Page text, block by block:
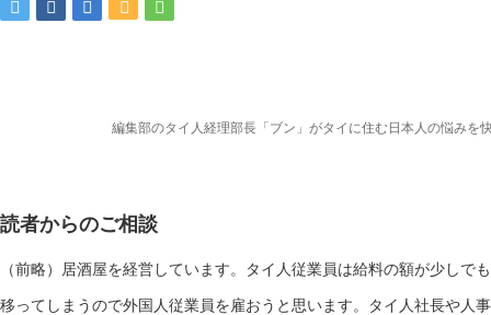
編集部のタイ人経理部長「ブン」がタイに住む日本人の悩みを
読者からのご相談
（前略）居酒屋を経営しています。タイ人従業員は給料の額が少しで
移ってしまうので外国人従業員を雇おうと思います。タイ人社長や人